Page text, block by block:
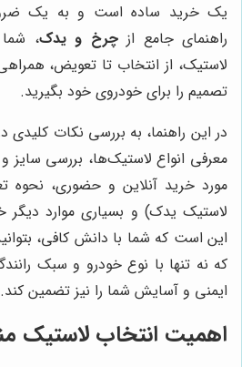
یک خرید ساده است و به یک
راهنمای جامع ازچرخ و یدک،
لاستیک، از انتخاب تا تعویض،
تصمیم را برای خودروی خود بگیرید.
در این راهنما، به بررسی نکات
معرفی انواع لاستیک‌ها، بررسی
مورد خرید آنلاین و حضوری، نحوه
لاستیک یدک) و بسیاری موارد
این است که شما با دانش کافی،
که نه تنها با نوع خودرو و سبک
ایمنی و آسایش شما را نیز تضمین کند.
اهمیت انتخاب لاستیک